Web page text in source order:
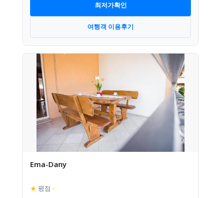
최저가확인
여행객 이용후기
Ema-Dany
★ 평점 –